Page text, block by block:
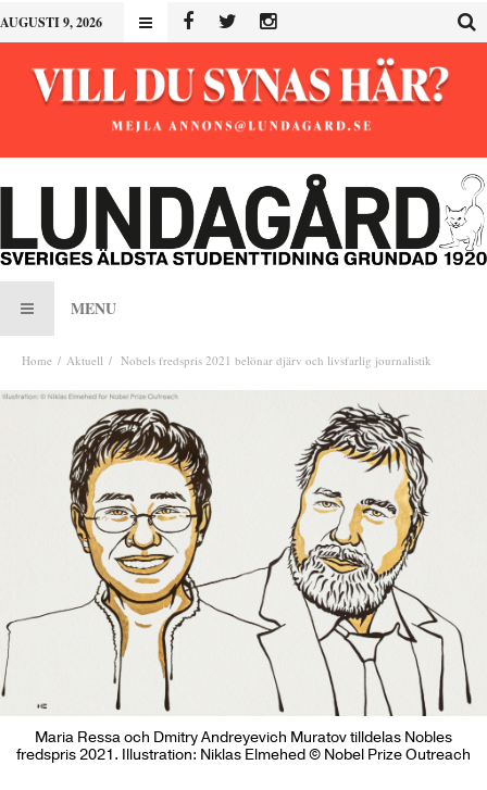
AUGUSTI 9, 2026
MENU
Home Aktuell Nobels fredspris 2021 belönar djärv och livsfarlig journalistik
Maria Ressa och Dmitry Andreyevich Muratov tilldelas Nobles
fredspris 2021. Illustration: Niklas Elmehed © Nobel Prize Outreach